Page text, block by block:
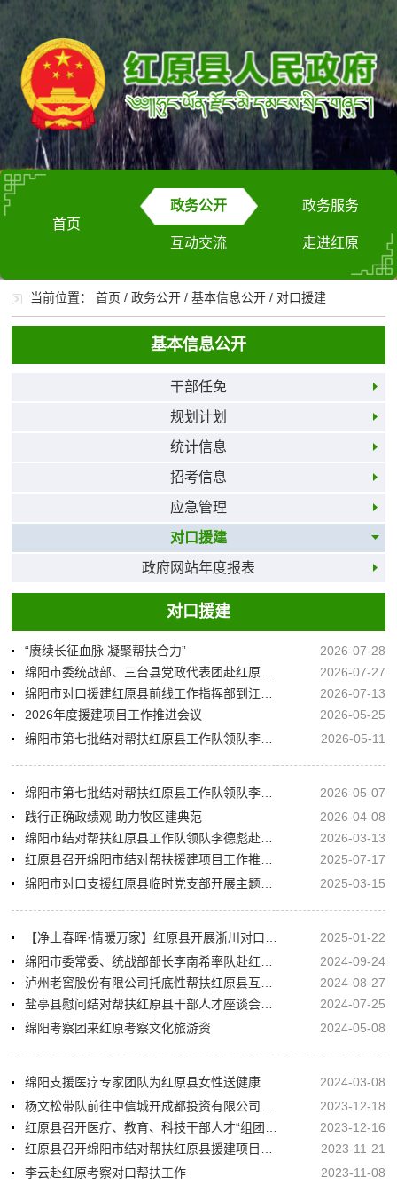
首页
政务公开 政务服务
互动交流 走进红原
当前位置：首页 /政务公开 /基本信息公开 / 对口援建
基本信息公开
干部任免
规划计划
统计信息
招考信息
应急管理
对口援建
政府网站年度报表
对口援建
“赓续长征血脉 凝聚帮扶合力”
2026-07-28
2026-07-27
2026-07-13
2026年度援建项目工作推进会议
2026-05-25
2026-05-11
2026-05-07
践行正确政绩观 助力牧区建典范
2026-04-08
2026-03-13
2025-07-17
2025-03-15
2025-01-22
2024-09-24
2024-08-27
2024-07-25
绵阳考察团来红原考察文化旅游资
2024-05-08
绵阳支援医疗专家团队为红原县女性送健康
2024-03-08
2023-12-18
2023-12-16
2023-11-21
李云赴红原考察对口帮扶工作
2023-11-08